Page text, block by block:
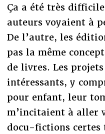
Ça a été très
auteurs voyaient à
De l’autre, les
pas la même
de livres. Les
intéressants, y
pour enfant, leur
m’incitaient à aller
docu-fictions certes